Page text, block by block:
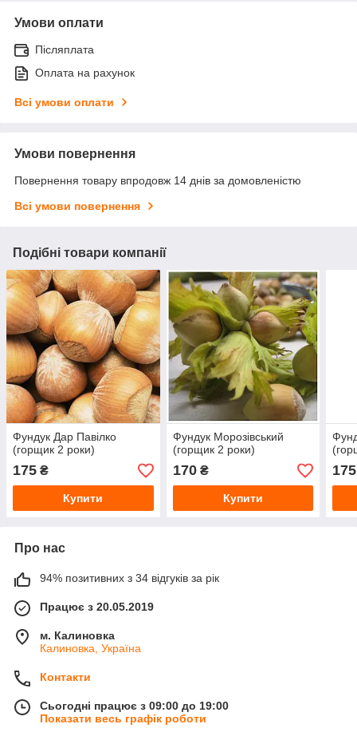
Умови оплати
Післяплата
Оплата на рахунок
Всі умови оплати
Умови повернення
Повернення товару впродовж 14 днів за домовленістю
Всі умови повернення
Подібні товари компанії
Фундук Дар Павілко
(горщик 2 роки)
175 ₴
Купити
Фундук Морозівський
(горщик 2 роки)
170₴
Купити
175
Про нас
94% позитивних з 34 відгуків за рік
Працює з 20.05.2019
м. Калиновка
Калиновка, Україна
Контакти
Сьогодні працює з 09:00 до 19:00
Показати весь графік роботи